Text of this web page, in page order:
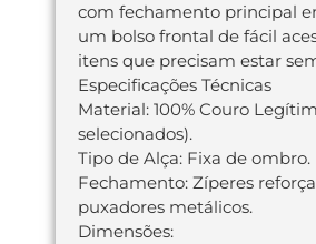
com fechamento principal
um bolso frontal de fácil
itens que precisam estar
Especificações Técnicas
Material: 100% Couro
selecionados).
Tipo de Alça: Fixa de ombro.
Fechamento: Zíperes
puxadores metálicos.
Dimensões: